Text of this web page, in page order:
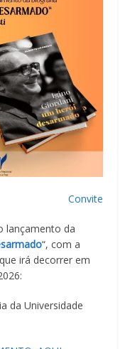
Convite
lançamento da
“, com a
irá decorrer em
da Universidade